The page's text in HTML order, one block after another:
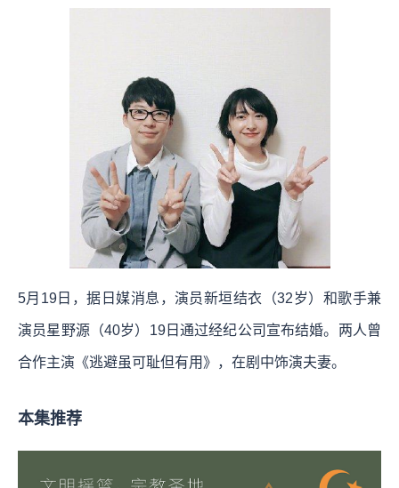
5月19日，据日媒消息，演员新垣结衣（32岁）和歌手兼
演员星野源（40岁）19日通过经纪公司宣布结婚。两人曾
合作主演《逃避虽可耻但有用》，在剧中饰演夫妻。
本集推荐